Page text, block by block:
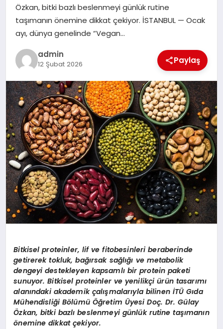
SPOR
TEKNOLOJI
YAŞAM
Özkan, bitki bazlı beslenmeyi günlük rutine
taşımanın önemine dikkat çekiyor. İSTANBUL — Ocak
ayı, dünya genelinde “Vegan…
admin
12 Şubat 2026 Paylaş
Bitkisel proteinler, lif ve fitobesinleri beraberinde
getirerek tokluk, bağırsak sağlığı ve metabolik
dengeyi destekleyen kapsamlı bir protein paketi
sunuyor. Bitkisel proteinler ve yenilikçiürün tasarımı
alanındaki akademik çalışmalarıyla bilinen İTÜGıda
Mühendisliği Bölümü Öğretim Üyesi Doç. Dr. Gülay
Özkan, bitki bazlıbeslenmeyi günlük rutine taşımanın
önemine dikkat çekiyor.